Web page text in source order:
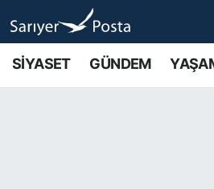
SİYASET GÜNDEM
AKTUEL
İstanbul Nöbetçi